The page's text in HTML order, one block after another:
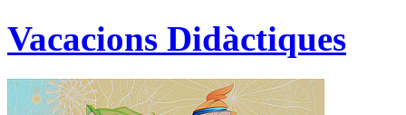
Vacacions Didàctiques